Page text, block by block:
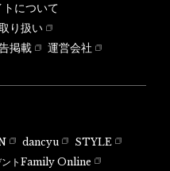
トについて
り扱い
掲載
運営会社
dancyu
STYLE
ントFamily Online